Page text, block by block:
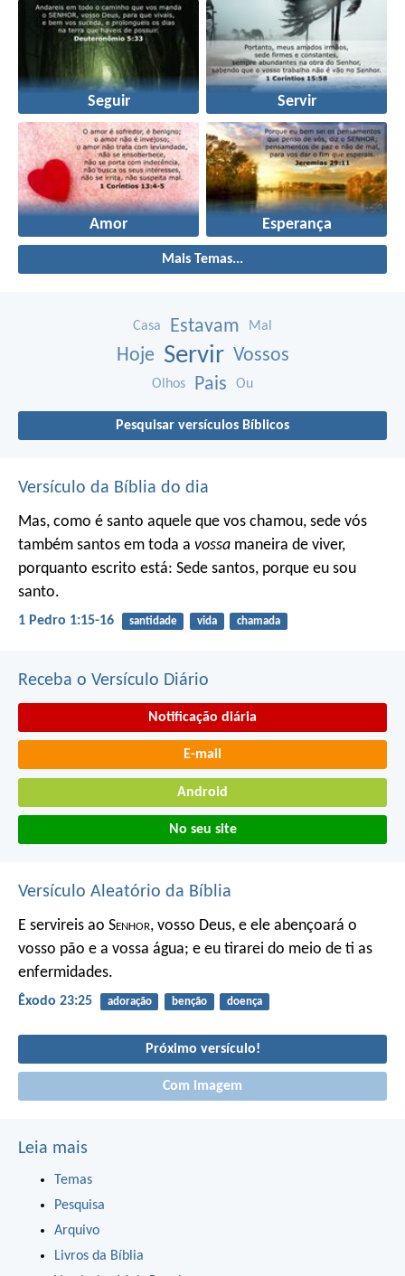
Seguir Servir
Amor Esperança
Mais Temas...
Casa Estavam Mal
Hoje Servir Vossos
Olhos Pais Ou
Pesquisar versículos Bíblicos
Versículo da Bíblia do dia
Mas, como é santo aquele que vos chamou, sede vós
também santos em toda a vossa maneira de viver,
porquanto escrito está: Sede santos, porque eu sou
santo.
1 Pedro 1:15-16 santidade vida chamada
Receba o Versículo Diário
Notificação diária
E-mail
Android
No seu site
Versículo Aleatório da Bíblia
E servireis ao Senhor, vosso Deus, e ele abençoará o
vosso pão e a vossa água; e eu tirarei do meio de ti as
enfermidades.
Êxodo 23:25 adoração benção doença
Próximo versículo!
Com imagem
Leia mais
Temas
Pesquisa
Arquivo
Livros da Bíblia